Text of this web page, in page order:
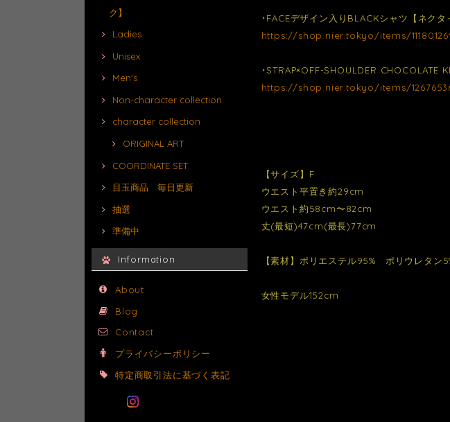
ク】
Ladies
Unisex
Men's
Non-character collection
character collection
ORIGINAL ART
COORDINATE SET
目玉商品 毎日更新
抽選
準備中
Information
About
Blog
Contact
プライバシーポリシー
特定商取引法に基づく表記
･FACEデザイン入りBLACKシャツ【ネクタ
https://shop.nier.tokyo/items/
･STRAP×OFF-SHOULDER CHOCOLATE
https://shop.nier.tokyo/items/
【サイズ】F
ウエスト平置き約29cm
ウエスト約58cm〜82cm
丈(最短)47cm(最長)77cm
【素材】ポリエステル95% ポリウレタン
女性モデル152cm